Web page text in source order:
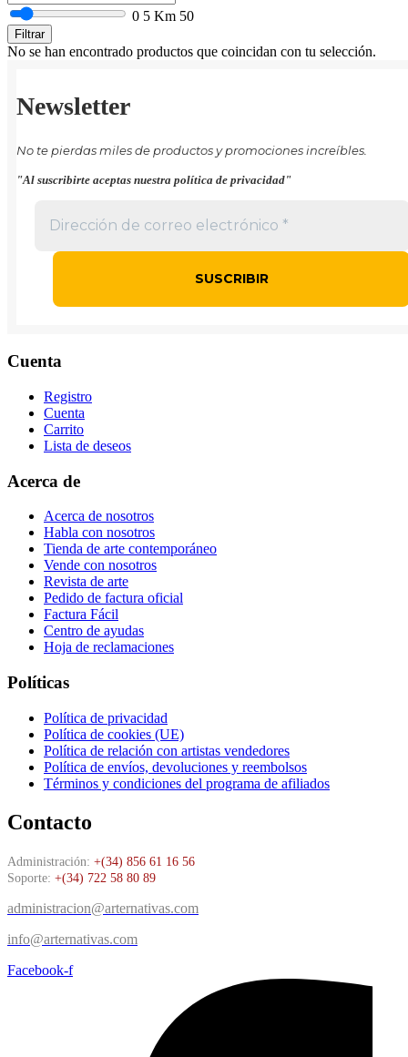
0 5 Km 50
Filtrar
No se han encontrado productos que coincidan con tu selección.
Newsletter
No te pierdas miles de productos y promociones increíbles.
"Al suscribirte aceptas nuestra política de privacidad"
Cuenta
Registro
Cuenta
Carrito
Lista de deseos
Acerca de
Acerca de nosotros
Habla con nosotros
Tienda de arte contemporáneo
Vende con nosotros
Revista de arte
Pedido de factura oficial
Factura Fácil
Centro de ayudas
Hoja de reclamaciones
Políticas
Política de privacidad
Política de cookies (UE)
Política de relación con artistas vendedores
Política de envíos, devoluciones y reembolsos
Términos y condiciones del programa de afiliados
Contacto
Administración: +(34) 856 61 16 56
Soporte: +(34) 722 58 80 89
administracion@arternativas.com
info@arternativas.com
Facebook-f